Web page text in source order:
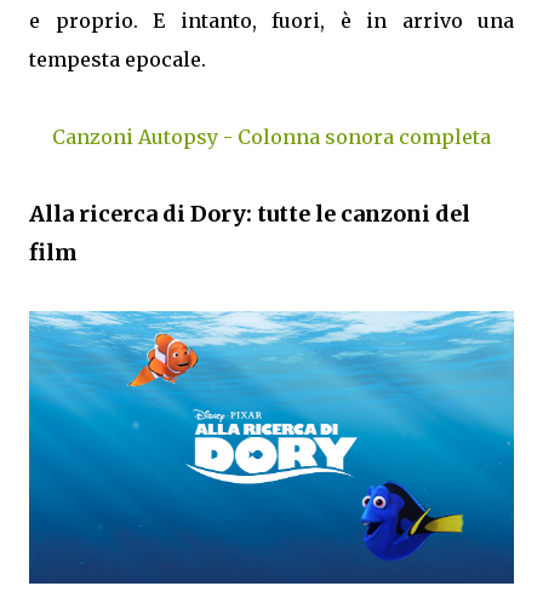
e proprio. E intanto, fuori, è in arrivo una
tempesta epocale.
Canzoni Autopsy - Colonna sonora completa
Alla ricerca di Dory: tutte le canzoni del
film